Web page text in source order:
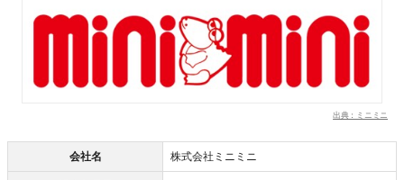
出典：ミニミニ
会社名 株式会社ミニミニ